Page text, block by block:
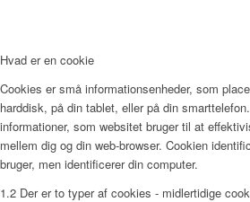
Hvad er en cookie
Cookies er små informationsenheder, som
harddisk, på din tablet, eller på din
informationer, som websitet bruger til at
mellem dig og din web-browser. Cookien
bruger, men identificerer din computer.
1.2 Der er to typer af cookies - midlertidige